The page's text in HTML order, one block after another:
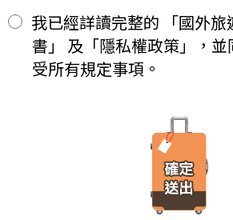
二、
其餘款項以_______ (現金、信用卡、
前三日或說明會時繳清。
前項之特別約定，除經雙方同意並增訂其他
七條，乙方不得以任何名義要求增加旅遊費
第六條（旅客怠於給付旅遊費用之效力）
之費用，依第十三條約定辦理；乙方如有其
旅遊需甲方之行為始能完成，而甲方不為其
限，催告甲方為之。甲方逾期不為其行為者
請求賠償因契約終止而生之損害。
旅遊開始後，乙方依前項規定終止契約時，
定，取消或限制此項功能。
「理想旅遊」網站自動接收並紀錄您瀏覽
錄，這是系統本身所自行記錄的行為，記
IP 位址、使用時間、使用的瀏覽器、瀏
些系統自動記錄的資料無法直接辨識個人
當您經由「理想旅遊」網站交易平台進行
產品或服務的類別與數量，以及付款人、
遊」網站將會以線上或離線方式，蒐集您
務內容（如品名、數量、金額等）、付款
件、地址、郵遞區號、電話、生日、性別
收貨人資料（如姓名、電話、地址、郵遞
我已經詳讀完整的 「國外旅
書」 及「隱私權政策」，
受所有規定事項。